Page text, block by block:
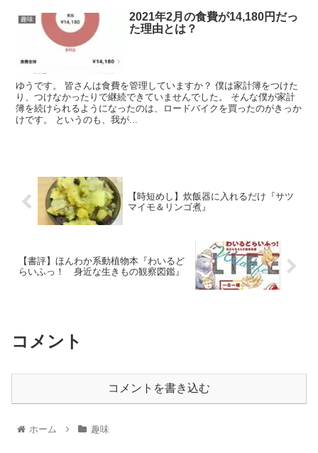
趣味
2021年2月の食費が14,180円だっ
た理由とは？
ゆうです。 皆さんは食費を管理していますか？ 僕は家計簿をつけた
り、つけなかったりで継続できていませんでした。 そんな僕が家計
簿を続けられるようになったのは、ロードバイクを買ったのがきっか
けです。 というのも、我が...
【時短めし】炊飯器に入れるだけ『サツ
マイモ＆リンゴ煮』
【書評】ほんわか系動植物本『わいるど
らいふっ！ 身近な生きもの観察図鑑』
コメント
コメントを書き込む
ホーム 趣味